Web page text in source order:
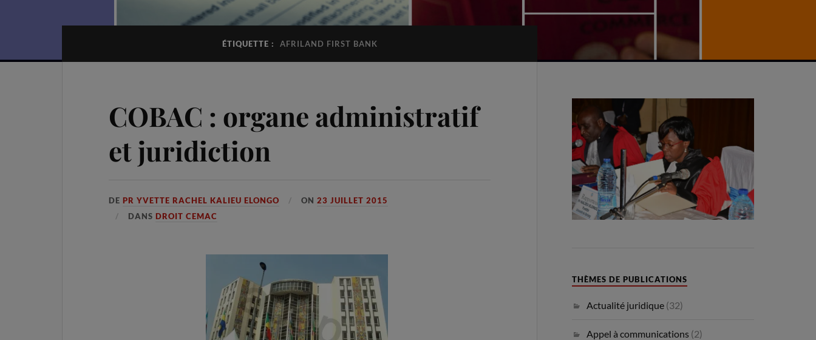
ÉTIQUETTE : AFRILAND FIRST BANK
COBAC : organe administratif
et juridiction
DEPR YVETTE RACHEL KALIEU ELONGO ON23 JUILLET 2015
DANSDROIT CEMAC
THÈMES DE PUBLICATIONS
Actualité juridique (32)
Appel à communications (2)